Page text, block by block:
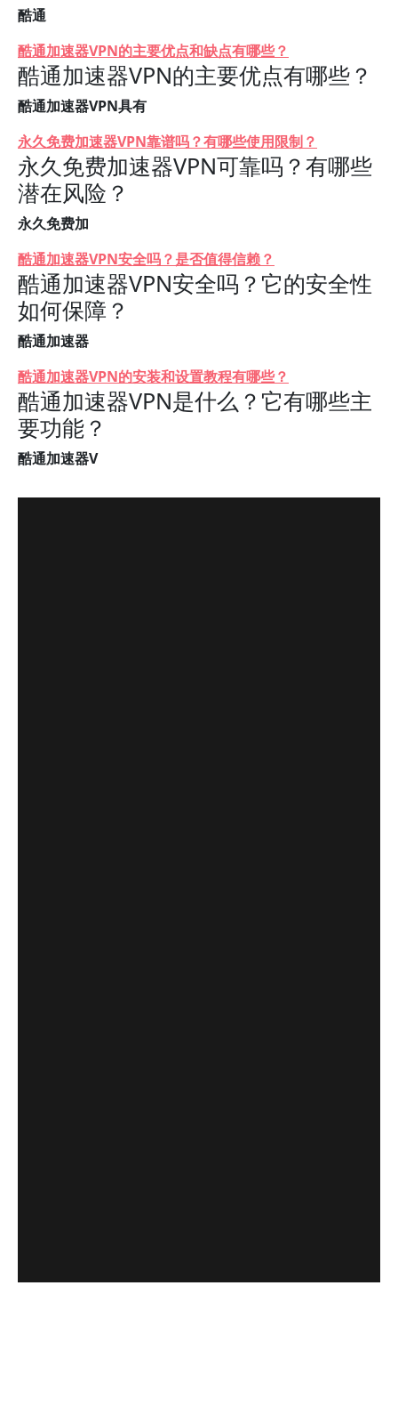
酷通
酷通加速器VPN的主要优点和缺点有哪些？
酷通加速器VPN的主要优点有哪些？
酷通加速器VPN具有
永久免费加速器VPN靠谱吗？有哪些使用限制？
永久免费加速器VPN可靠吗？有哪些
潜在风险？
永久免费加
酷通加速器VPN安全吗？是否值得信赖？
酷通加速器VPN安全吗？它的安全性
如何保障？
酷通加速器
酷通加速器VPN的安装和设置教程有哪些？
酷通加速器VPN是什么？它有哪些主
要功能？
酷通加速器V